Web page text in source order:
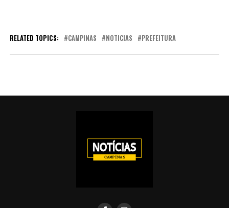
RELATED TOPICS: CAMPINAS NOTICIAS PREFEITURA